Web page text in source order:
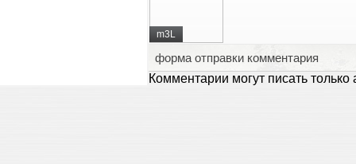
m3L
форма отправки комментария
Комментарии могут писать